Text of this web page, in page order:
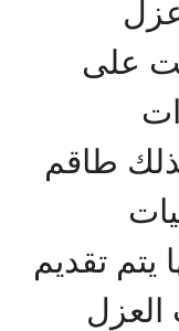
على
طاقم
يتم تقديم